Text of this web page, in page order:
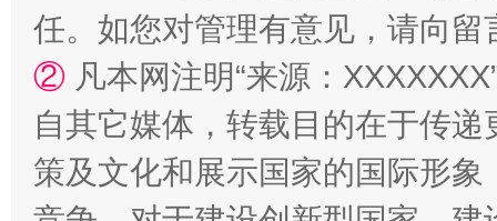
国家大学科技园优化重塑工作
任。如您对管理有意见，请向
② 凡本网注明“来源：
自其它媒体，转载目的在于传
策及文化和展示国家的国际形